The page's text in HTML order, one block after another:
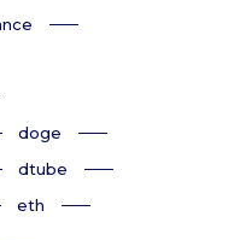
doge
dtube
eth